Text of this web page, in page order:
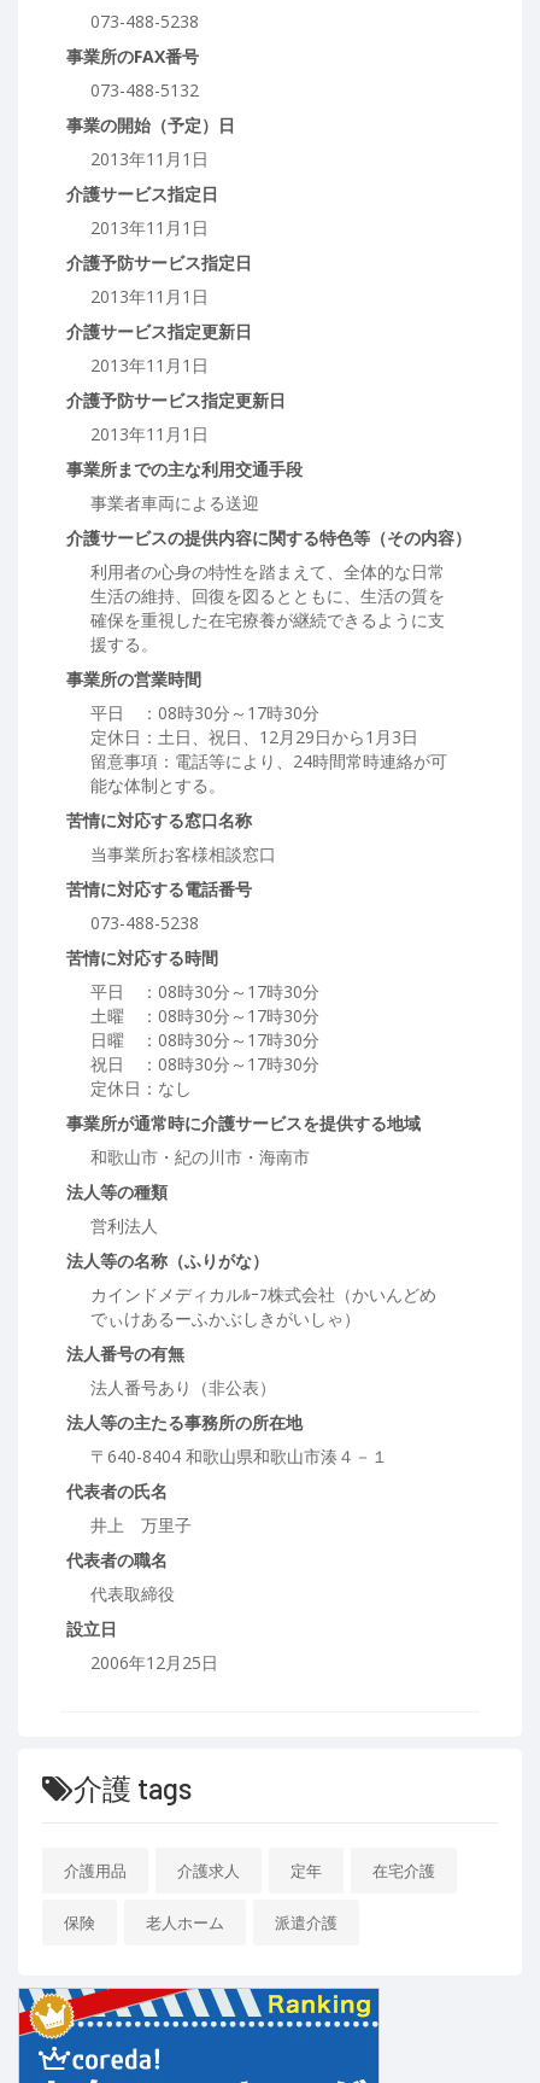
073-488-5238
事業所のFAX番号
073-488-5132
事業の開始（予定）日
2013年11月1日
介護サービス指定日
2013年11月1日
介護予防サービス指定日
2013年11月1日
介護サービス指定更新日
2013年11月1日
介護予防サービス指定更新日
2013年11月1日
事業所までの主な利用交通手段
事業者車両による送迎
介護サービスの提供内容に関する特色等（その内容）
利用者の心身の特性を踏まえて、全体的な日常
生活の維持、回復を図るとともに、生活の質を
確保を重視した在宅療養が継続できるように支
援する。
事業所の営業時間
平日 ：08時30分～17時30分
定休日：土日、祝日、12月29日から1月3日
留意事項：電話等により、24時間常時連絡が可
能な体制とする。
苦情に対応する窓口名称
当事業所お客様相談窓口
苦情に対応する電話番号
073-488-5238
苦情に対応する時間
平日 ：08時30分～17時30分
土曜 ：08時30分～17時30分
日曜 ：08時30分～17時30分
祝日 ：08時30分～17時30分
定休日：なし
事業所が通常時に介護サービスを提供する地域
和歌山市・紀の川市・海南市
法人等の種類
営利法人
法人等の名称（ふりがな）
カインドメディカルﾙｰﾌ株式会社（かいんどめ
でぃけあるーふかぶしきがいしゃ）
法人番号の有無
法人番号あり（非公表）
法人等の主たる事務所の所在地
〒640-8404 和歌山県和歌山市湊４－１
代表者の氏名
井上 万里子
代表者の職名
代表取締役
設立日
2006年12月25日
介護 tags
介護用品 介護求人 定年 在宅介護
保険 老人ホーム 派遣介護